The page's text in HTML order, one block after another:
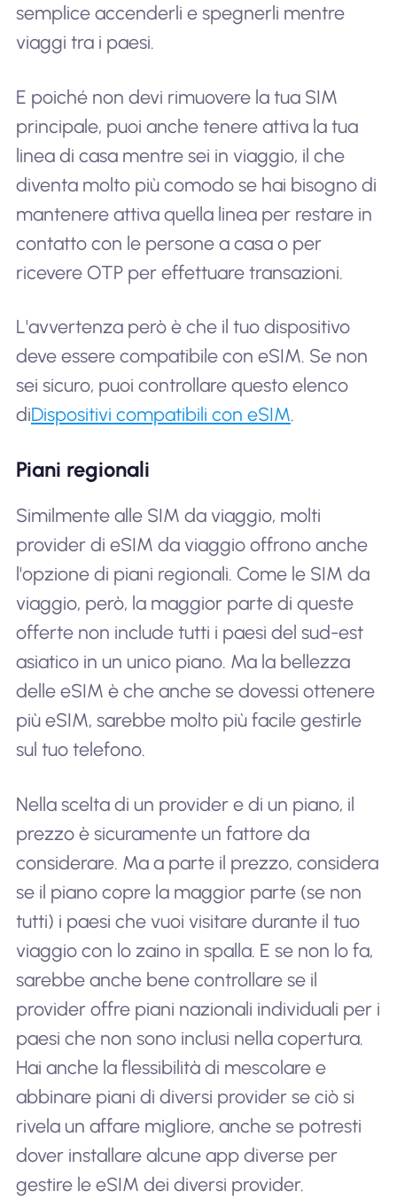
semplice accenderli e spegnerli mentre
viaggi tra i paesi.
E poiché non devi rimuovere la tua SIM
principale, puoi anche tenere attiva la tua
linea di casa mentre sei in viaggio, il che
diventa molto più comodo se hai bisogno di
mantenere attiva quella linea per restare in
contatto con le persone a casa o per
ricevere OTP per effettuare transazioni.
L'avvertenza però è che il tuo dispositivo
deve essere compatibile con eSIM. Se non
sei sicuro, puoi controllare questo elenco
diDispositivi compatibili con eSIM.
Piani regionali
Similmente alle SIM da viaggio, molti
provider di eSIM da viaggio offrono anche
l'opzione di piani regionali. Come le SIM da
viaggio, però, la maggior parte di queste
offerte non include tutti i paesi del sud-est
asiatico in un unico piano. Ma la bellezza
delle eSIM è che anche se dovessi ottenere
più eSIM, sarebbe molto più facile gestirle
sul tuo telefono.
Nella scelta di un provider e di un piano, il
prezzo è sicuramente un fattore da
considerare. Ma a parte il prezzo, considera
se il piano copre la maggior parte (se non
tutti) i paesi che vuoi visitare durante il tuo
viaggio con lo zaino in spalla. E se non lo fa,
sarebbe anche bene controllare se il
provider offre piani nazionali individuali per i
paesi che non sono inclusi nella copertura.
Hai anche la flessibilità di mescolare e
abbinare piani di diversi provider se ciò si
rivela un affare migliore, anche se potresti
dover installare alcune app diverse per
gestire le eSIM dei diversi provider.